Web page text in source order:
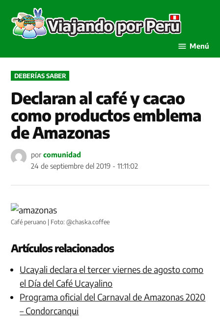
contenido
por
Menú
PUBLICADO
EN
DEBERÍAS SABER
Declaran al café y cacao
como productos emblema
de Amazonas
por comunidad
24 de septiembre del 2019 - 11:11:02
Café peruano | Foto: @chaska.coffee
Artículos relacionados
Ucayali declara el tercer viernes de agosto como
el Día del Café Ucayalino
Programa oficial del Carnaval de Amazonas 2020
– Condorcanqui